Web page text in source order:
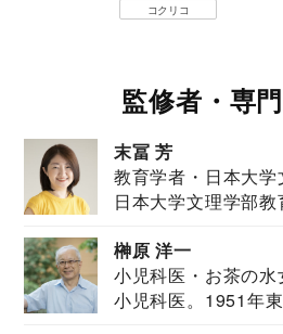
コクリコ
監修者・専
末冨 芳
教育学者・日本大
日本大学文理学部
榊原 洋一
小児科医・お茶の
小児科医。1951年